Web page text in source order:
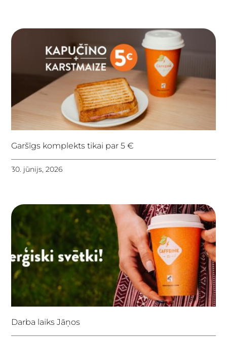
Garšīgs komplekts tikai par 5 €
30. jūnijs, 2026
Darba laiks Jāņos